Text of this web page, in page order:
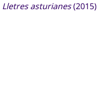
Lletres asturianes(2015)